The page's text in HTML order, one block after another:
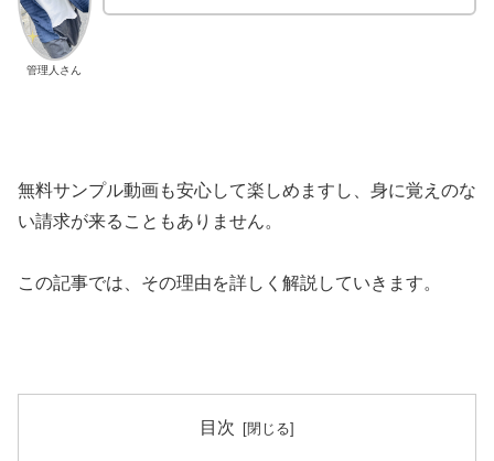
管理人さん
無料サンプル動画も安心して楽しめますし、身に覚えのな
い請求が来ることもありません。
この記事では、その理由を詳しく解説していきます。
目次